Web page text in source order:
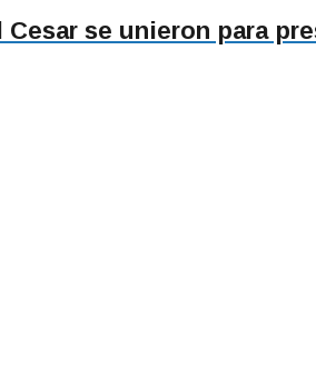
se unieron para